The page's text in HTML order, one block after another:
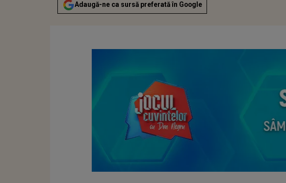
Adaugă-ne ca sursă preferată în Google